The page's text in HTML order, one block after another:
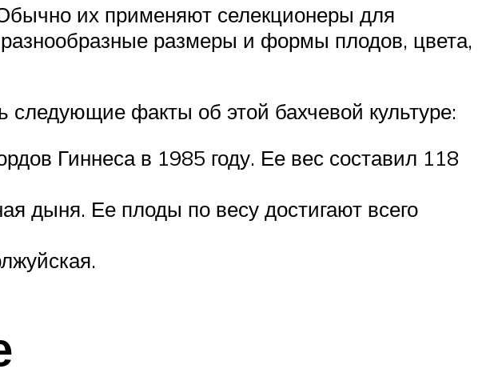
их применяют селекционеры для
размеры и формы плодов, цвета,
факты об этой бахчевой культуре:
Гиннеса в 1985 году. Ее вес составил 118
дыня. Ее плоды по весу достигают всего